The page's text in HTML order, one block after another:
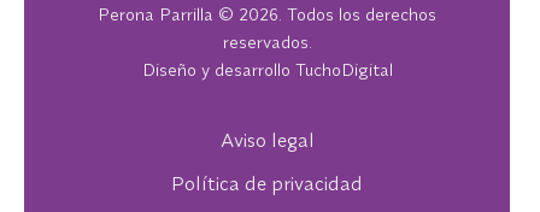
Perona Parrilla © 2026. Todos los derechos
reservados.
Diseño y desarrollo TuchoDigital
Aviso legal
Política de privacidad